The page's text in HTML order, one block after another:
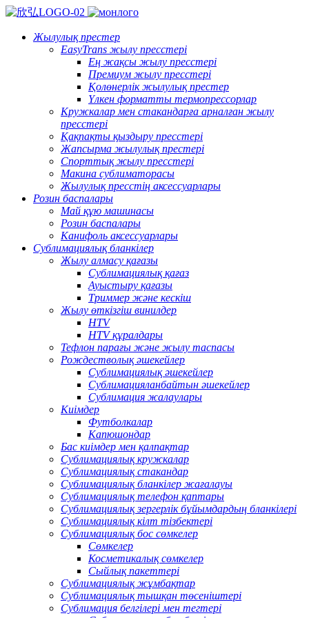
Жылулық престер
EasyTrans жылу пресстері
Ең жақсы жылу пресстері
Премиум жылу пресстері
Қолөнерлік жылулық престер
Үлкен форматты термопрессорлар
Кружкалар мен стакандарға арналған жылу
пресстері
Қақпақты қыздыру пресстері
Жапсырма жылулық престері
Спорттық жылу пресстері
Макина сублиматорасы
Жылулық пресстің аксессуарлары
Розин баспалары
Май құю машинасы
Розин баспалары
Канифоль аксессуарлары
Сублимациялық бланкілер
Жылу алмасу қағазы
Сублимациялық қағаз
Ауыстыру қағазы
Триммер және кескіш
Жылу өткізгіш винилдер
HTV
HTV құралдары
Тефлон парағы және жылу таспасы
Рождестволық әшекейлер
Сублимациялық әшекейлер
Сублимацияланбайтын әшекейлер
Сублимация жалаулары
Киімдер
Футболкалар
Капюшондар
Бас киімдер мен қалпақтар
Сублимациялық кружкалар
Сублимациялық стакандар
Сублимациялық бланкілер жағалауы
Сублимациялық телефон қаптары
Сублимациялық зергерлік бұйымдардың бланкілері
Сублимациялық кілт тізбектері
Сублимациялық бос сөмкелер
Сөмкелер
Косметикалық сөмкелер
Сыйлық пакеттері
Сублимациялық жұмбақтар
Сублимациялық тышқан төсеніштері
Сублимация белгілері мен тегтері